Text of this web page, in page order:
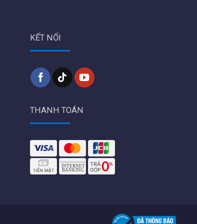
KẾT NỐI
THANH TOÁN